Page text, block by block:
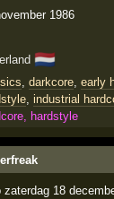
1986
🇳🇱
darkcore, early
, industrial
hardstyle
zaterdag 18